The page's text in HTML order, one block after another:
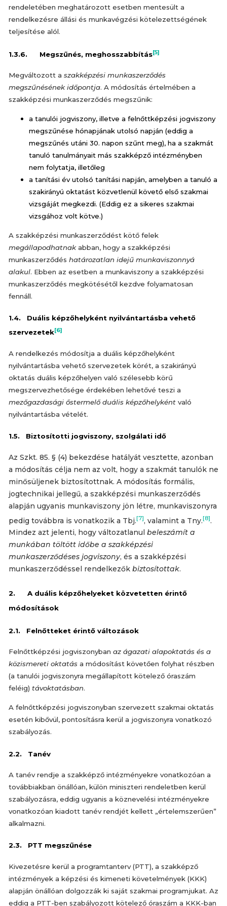
rendeletében meghatározott esetben mentesült a
rendelkezésre állási és munkavégzési kötelezettségének
teljesítése alól.
1.3.6. Megszűnés, meghosszabbítás[5]
Megváltozott a szakképzési munkaszerződés
megszűnésének időpontja. A módosítás értelmében a
szakképzési munkaszerződés megszűnik:
a tanulói jogviszony, illetve a felnőttképzési jogviszony
megszűnése hónapjának utolsó napján (eddig a
megszűnés utáni 30. napon szűnt meg), ha a szakmát
tanuló tanulmányait más szakképző intézményben
nem folytatja, illetőleg
a tanítási év utolsó tanítási napján, amelyben a tanuló a
szakirányú oktatást közvetlenül követő első szakmai
vizsgáját megkezdi. (Eddig ez a sikeres szakmai
vizsgához volt kötve.)
A szakképzési munkaszerződést kötő felek
megállapodhatnakabban, hogy a szakképzési
munkaszerződés határozatlan idejű munkaviszonnyá
alakul. Ebben az esetben a munkaviszony a szakképzési
munkaszerződés megkötésétől kezdve folyamatosan
fennáll.
1.4. Duális képzőhelyként nyilvántartásba vehető
szervezetek[6]
A rendelkezés módosítja a duális képzőhelyként
nyilvántartásba vehető szervezetek körét, a szakirányú
oktatás duális képzőhelyen való szélesebb körű
megszervezhetősége érdekében lehetővé teszi a
mezőgazdasági őstermelő duális képzőhelyként való
nyilvántartásba vételét.
1.5. Biztosítotti jogviszony, szolgálati idő
Az Szkt. 85. § (4) bekezdése hatályát vesztette, azonban
a módosítás célja nem az volt, hogy a szakmát tanulók ne
minősüljenek biztosítottnak. A módosítás formális,
jogtechnikai jellegű, a szakképzési munkaszerződés
alapján ugyanis munkaviszony jön létre, munkaviszonyra
pedig továbbra is vonatkozik a Tbj.[7], valamint a Tny.[8].
Mindez azt jelenti, hogy változatlanul beleszámít a
munkában töltött időbe a szakképzési
munkaszerződéses jogviszony, és a szakképzési
munkaszerződéssel rendelkezők biztosítottak.
2. A duális képzőhelyeket közvetetten érintő
módosítások
2.1. Felnőtteket érintő változások
Felnőttképzési jogviszonyban az ágazati alapoktatás és a
közismereti oktatás a módosítást követően folyhat részben
(a tanulói jogviszonyra megállapított kötelező óraszám
feléig) távoktatásban.
A felnőttképzési jogviszonyban szervezett szakmai oktatás
esetén kibővül, pontosításra kerül a jogviszonyra vonatkozó
szabályozás.
2.2. Tanév
A tanév rendje a szakképző intézményekre vonatkozóan a
továbbiakban önállóan, külön miniszteri rendeletben kerül
szabályozásra, eddig ugyanis a köznevelési intézményekre
vonatkozóan kiadott tanév rendjét kellett „értelemszerűen”
alkalmazni.
2.3. PTT megszűnése
Kivezetésre kerül a programtanterv (PTT), a szakképző
intézmények a képzési és kimeneti követelmények (KKK)
alapján önállóan dolgozzák ki saját szakmai programjukat. Az
eddig a PTT-ben szabályozott kötelező óraszám a KKK-ban